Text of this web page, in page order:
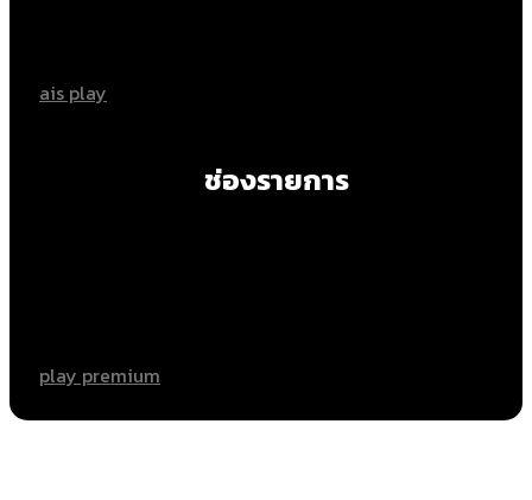
ais play
ช่องรายการ
play premium